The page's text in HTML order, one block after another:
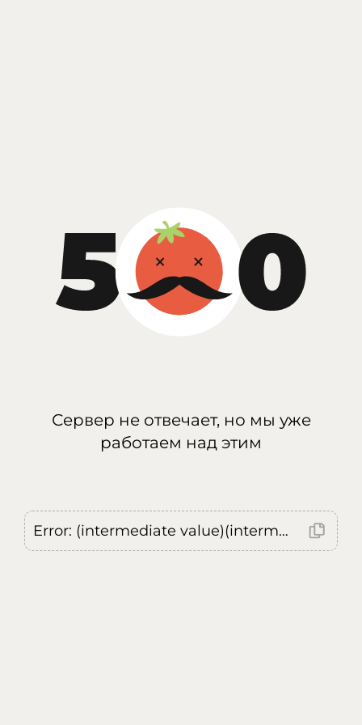
Сервер не отвечает, но мы уже
работаем над этим
Error: (intermediate value)(intermediate value)(intermediate value).replaceAll is not a function